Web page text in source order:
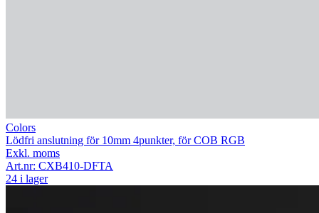
Colors
Lödfri anslutning för 10mm 4punkter, för COB RGB
Exkl. moms
Art.nr: CXB410-DFTA
24 i lager